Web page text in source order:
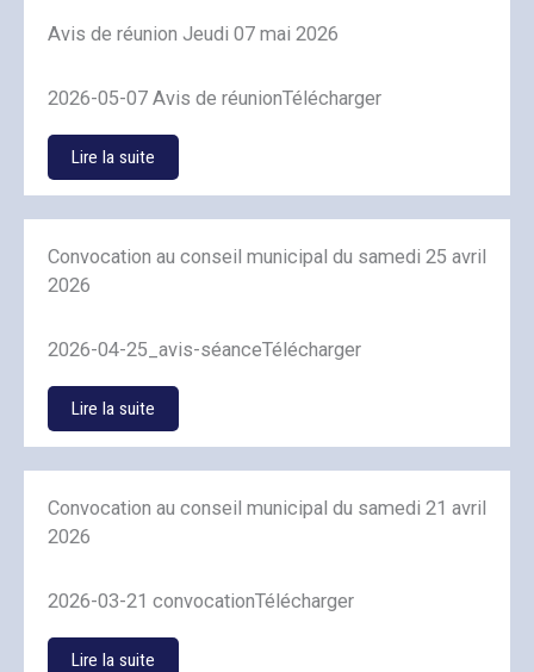
Avis de réunion Jeudi 07 mai 2026
2026-05-07 Avis de réunionTélécharger
Lire la suite
Convocation au conseil municipal du samedi 25 avril
2026
2026-04-25_avis-séanceTélécharger
Lire la suite
Convocation au conseil municipal du samedi 21 avril
2026
2026-03-21 convocationTélécharger
Lire la suite